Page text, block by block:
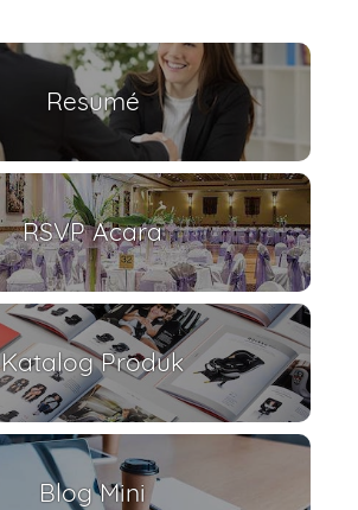
Resumé
RSVP Acara
Katalog Produk
Blog Mini